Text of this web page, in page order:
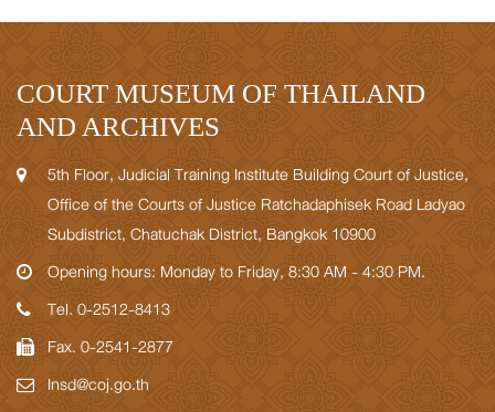
COURT MUSEUM OF THAILAND
AND ARCHIVES
5th Floor, Judicial Training Institute Building Court of Justice,
Office of the Courts of Justice Ratchadaphisek Road Ladyao
Subdistrict, Chatuchak District, Bangkok 10900
Opening hours: Monday to Friday, 8:30 AM - 4:30 PM.
Tel. 0-2512-8413
Fax. 0-2541-2877
Insd@coj.go.th